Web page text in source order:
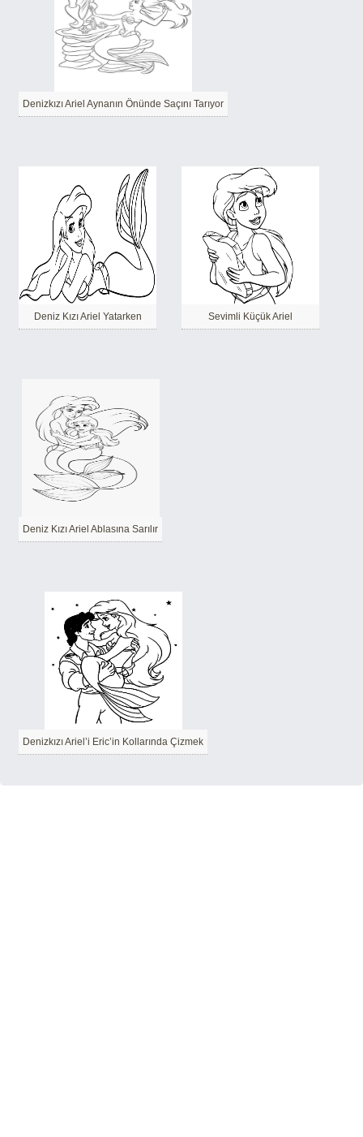
Denizkızı Ariel Aynanın Önünde Saçını Tarıyor
Deniz Kızı Ariel Yatarken Sevimli Küçük Ariel
Deniz Kızı Ariel Ablasına Sarılır
Denizkızı Ariel’i Eric’in Kollarında Çizmek